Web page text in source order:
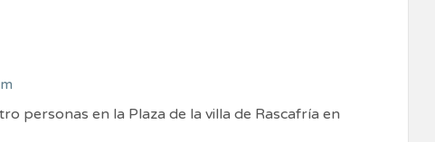
personas en la Plaza de la villa de Rascafría en